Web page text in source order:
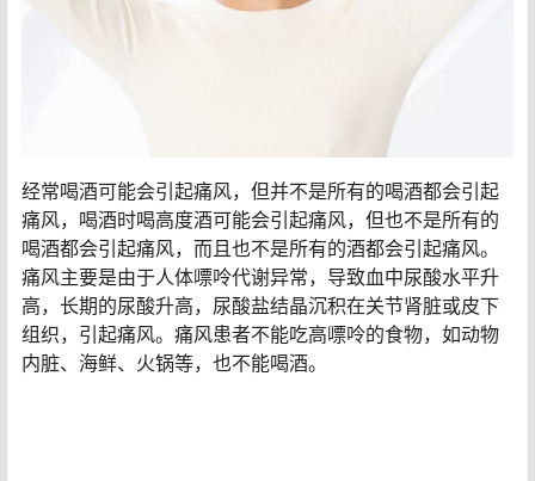
经常喝酒可能会引起痛风，但并不是所有的喝酒都会引起
痛风，喝酒时喝高度酒可能会引起痛风，但也不是所有的
喝酒都会引起痛风，而且也不是所有的酒都会引起痛风。
痛风主要是由于人体嘌呤代谢异常，导致血中尿酸水平升
高，长期的尿酸升高，尿酸盐结晶沉积在关节肾脏或皮下
组织，引起痛风。痛风患者不能吃高嘌呤的食物，如动物
内脏、海鲜、火锅等，也不能喝酒。